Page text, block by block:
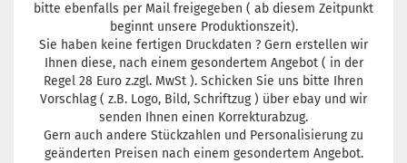
bitte ebenfalls per Mail freigegeben ( ab diesem Zeitpunkt
beginnt unsere Produktionszeit).
Sie haben keine fertigen Druckdaten ? Gern erstellen wir
Ihnen diese, nach einem gesondertem Angebot ( in der
Regel 28 Euro z.zgl. MwSt ). Schicken Sie uns bitte Ihren
Vorschlag ( z.B. Logo, Bild, Schriftzug ) über ebay und wir
senden Ihnen einen Korrekturabzug.
Gern auch andere Stückzahlen und Personalisierung zu
geänderten Preisen nach einem gesondertem Angebot.